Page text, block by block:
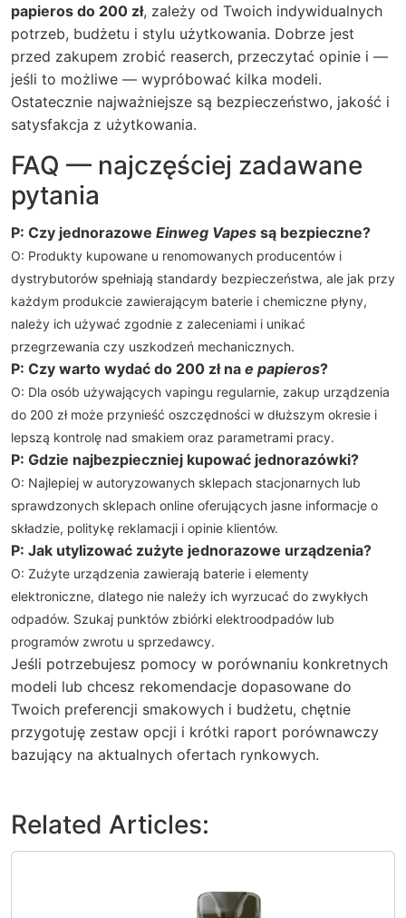
papieros do 200 zł, zależy od Twoich indywidualnych
potrzeb, budżetu i stylu użytkowania. Dobrze jest
przed zakupem zrobić reaserch, przeczytać opinie i —
jeśli to możliwe — wypróbować kilka modeli.
Ostatecznie najważniejsze są bezpieczeństwo, jakość i
satysfakcja z użytkowania.
FAQ — najczęściej zadawane
pytania
P: Czy jednorazowe Einweg Vapes są bezpieczne?
O: Produkty kupowane u renomowanych producentów i
dystrybutorów spełniają standardy bezpieczeństwa, ale jak przy
każdym produkcie zawierającym baterie i chemiczne płyny,
należy ich używać zgodnie z zaleceniami i unikać
przegrzewania czy uszkodzeń mechanicznych.
P: Czy warto wydać do 200 zł na e papieros?
O: Dla osób używających vapingu regularnie, zakup urządzenia
do 200 zł może przynieść oszczędności w dłuższym okresie i
lepszą kontrolę nad smakiem oraz parametrami pracy.
P: Gdzie najbezpieczniej kupować jednorazówki?
O: Najlepiej w autoryzowanych sklepach stacjonarnych lub
sprawdzonych sklepach online oferujących jasne informacje o
składzie, politykę reklamacji i opinie klientów.
P: Jak utylizować zużyte jednorazowe urządzenia?
O: Zużyte urządzenia zawierają baterie i elementy
elektroniczne, dlatego nie należy ich wyrzucać do zwykłych
odpadów. Szukaj punktów zbiórki elektroodpadów lub
programów zwrotu u sprzedawcy.
Jeśli potrzebujesz pomocy w porównaniu konkretnych
modeli lub chcesz rekomendacje dopasowane do
Twoich preferencji smakowych i budżetu, chętnie
przygotuję zestaw opcji i krótki raport porównawczy
bazujący na aktualnych ofertach rynkowych.
Related Articles: